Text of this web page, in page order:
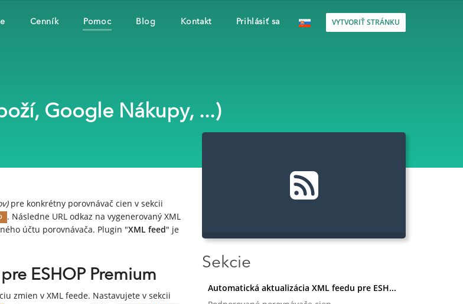
Cenník Pomoc Blog Kontakt Prihlásiť sa VYTVORIŤ STRÁNKU
Google Nákupy, ...)
pre konkrétny porovnávač cien v sekcii
. Následne URL odkaz na vygenerovaný XML
účtu porovnávača. Plugin "XML feed" je
ESHOP Premium
zmien v XML feede. Nastavujete v sekcii
Sekcie
Automatická aktualizácia XML feedu pre ESHOP Premium